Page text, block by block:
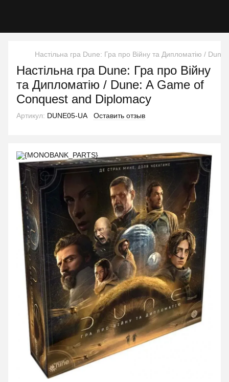
Настільна гра Dune: Гра про Війну та Дипломатію /
Настільна гра Dune: Гра про Війну
та Дипломатію / Dune: A Game of
Conquest and Diplomacy
Артикул: DUNE05-UA Оставить отзыв